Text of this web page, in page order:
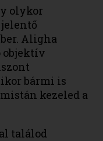
olykor
Aligha
objektív
bármi is
kezeled a
találod